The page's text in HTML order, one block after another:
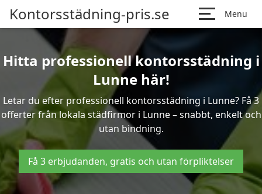
Kontorsstädning-pris.se Menu
Hitta professionell kontorsstädning i
Lunne här!
Letar du efter professionell kontorsstädning i Lunne? Få 3
offerter från lokala städfirmor i Lunne – snabbt, enkelt och
utan bindning.
Få 3 erbjudanden, gratis och utan förpliktelser